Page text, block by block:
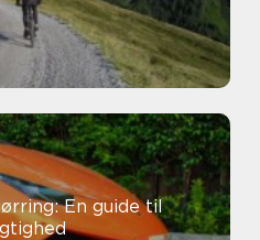
En guide til